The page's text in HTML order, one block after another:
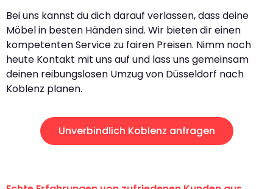
Bei uns kannst du dich darauf verlassen, dass deine
Möbel in besten Händen sind. Wir bieten dir einen
kompetenten Service zu fairen Preisen. Nimm noch
heute Kontakt mit uns auf und lass uns gemeinsam
deinen reibungslosen Umzug von Düsseldorf nach
Koblenz planen.
Unverbindlich Koblenz anfragen